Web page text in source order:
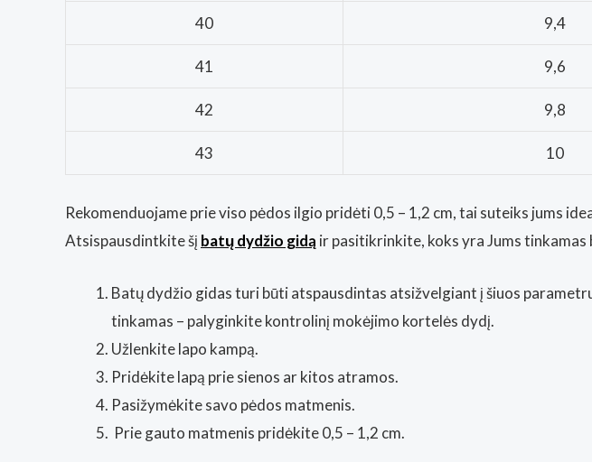
40 9,4
41 9,6
42 9,8
43 10
Rekomenduojame prie viso pėdos ilgio pridėti 0,5 – 1,2 cm, tai suteiks jums
Atsispausdintkite šį batų dydžio gidą ir pasitikrinkite, koks yra Jums
Batų dydžio gidas turi būti atspausdintas atsižvelgiant į šiuos
tinkamas – palyginkite kontrolinį mokėjimo kortelės dydį.
Užlenkite lapo kampą.
Pridėkite lapą prie sienos ar kitos atramos.
Pasižymėkite savo pėdos matmenis.
Prie gauto matmenis pridėkite 0,5 – 1,2 cm.